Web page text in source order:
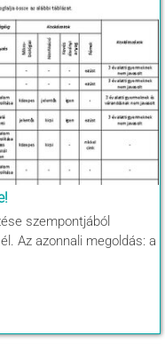
szempontjából
Az azonnali megoldás: a